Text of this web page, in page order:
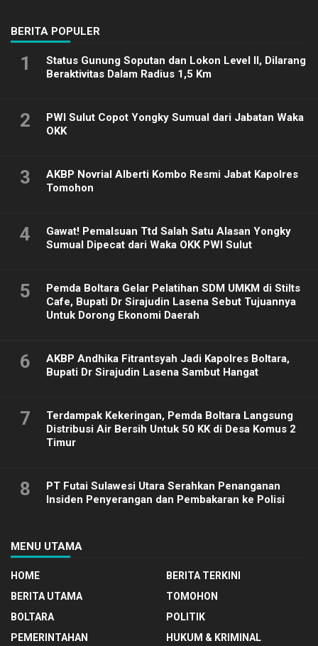
BERITA POPULER
1
Status Gunung Soputan dan Lokon Level II, Dilarang
Beraktivitas Dalam Radius 1,5 Km
2
PWI Sulut Copot Yongky Sumual dari Jabatan Waka
OKK
3
AKBP Novrial Alberti Kombo Resmi Jabat Kapolres
Tomohon
4
Gawat! Pemalsuan Ttd Salah Satu Alasan Yongky
Sumual Dipecat dari Waka OKK PWI Sulut
5
Pemda Boltara Gelar Pelatihan SDM UMKM di Stilts
Cafe, Bupati Dr Sirajudin Lasena Sebut Tujuannya
Untuk Dorong Ekonomi Daerah
6
AKBP Andhika Fitrantsyah Jadi Kapolres Boltara,
Bupati Dr Sirajudin Lasena Sambut Hangat
7
Terdampak Kekeringan, Pemda Boltara Langsung
Distribusi Air Bersih Untuk 50 KK di Desa Komus 2
Timur
8
PT Futai Sulawesi Utara Serahkan Penanganan
Insiden Penyerangan dan Pembakaran ke Polisi
MENU UTAMA
HOME
BERITA TERKINI
BERITA UTAMA
TOMOHON
BOLTARA
POLITIK
PEMERINTAHAN
HUKUM & KRIMINAL